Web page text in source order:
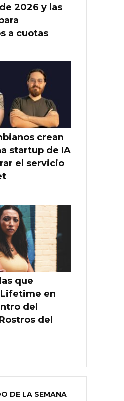
2026 y las
a cuotas
crean
startup de IA
el servicio
que
en
del
del
DE LA SEMANA